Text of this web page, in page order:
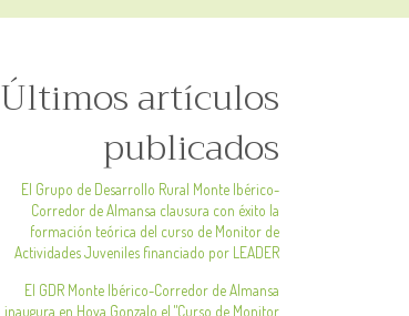
Últimos artículos
publicados
El Grupo de Desarrollo Rural Monte Ibérico-
Corredor de Almansa clausura con éxito la
formación teórica del curso de Monitor de
Actividades Juveniles financiado por LEADER
El GDR Monte Ibérico-Corredor de Almansa
inaugura en Hoya Gonzalo el "Curso de Monitor